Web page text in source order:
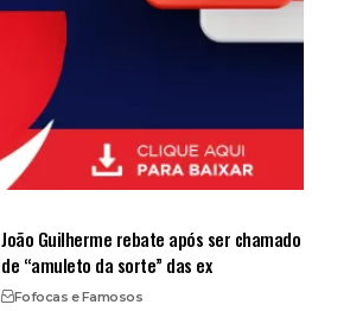
João Guilherme rebate após ser chamado
de “amuleto da sorte” das ex
Fofocas e Famosos